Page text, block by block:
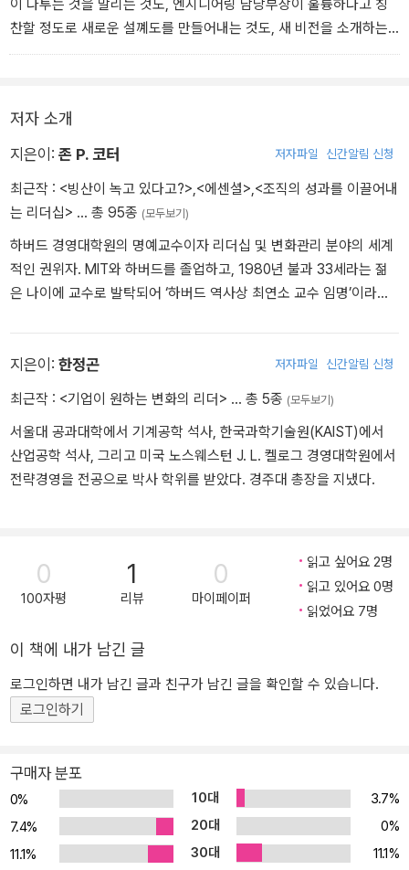
이 다투는 것을 말리는 것도, 엔지니어링 담당부장이 훌륭하다고 칭
찬할 정도로 새로운 설꼐도를 만들어내는 것도, 새 비전을 소개하는
설명서를 5,000부씩이나 만들어 회사 내에 배포하는 것도 모두 마찬
세 가지 특징이 있어야 한다.
접 볼 수 있어야 한다.
2. 모호하지 않아야 한다 - 결과를 두고 왈가왈부 논쟁이 없어야 한
다.
3. 경영혁신 운동과 분명히 연계되어 있어야 한다.
중에서
저자 소개
지은이: 존 P. 코터 저자파일 신간알림 신청
최근작 : <빙산이 녹고 있다고?> <에센셜> <조직의 성과를 이끌어내
는 리더십> … 총 95종 (모두보기)
하버드 경영대학원의 명예교수이자 리더십 및 변화관리 분야의 세계
적인 권위자. MIT와 하버드를 졸업하고, 1980년 불과 33세라는 젊
은 나이에 교수로 발탁되어 ‘하버드 역사상 최연소 교수 임명’이라는
정 혁신으로 엑손 상(Exxon Award), 가장 우수한 HBR 논문으로 맥
로를 인정받아 존슨 스미스 & 킨슬리 상(Johnson, Smith & Kinsley
Award)을 수상했으며, 2006년에는 리더십 및 경영학 발전에 공헌한
것을 인정받아 맥필리 상(McFeely Award) 수상자로 선정됐다. 「비
즈니스위크」가 ‘미국에서 가장 훌륭한 리더십의 대가’로 지칭하기도
다. 지은 책으로는 『기업이 원하는 변화의 리더』 『기업이 원하는 변화
의 기술』 『리더십의 요소』 『힘과 영향력』 『기업문화와 그 운용』 『변
화관리』 등이 있다.
지은이: 한정곤 저자파일 신간알림 신청
최근작 : <기업이 원하는 변화의 리더> … 총 5종 (모두보기)
서울대 공과대학에서 기계공학 석사, 한국과학기술원(KAIST)에서
산업공학 석사, 그리고 미국 노스웨스턴 J. L. 켈로그 경영대학원에서
전략경영을 전공으로 박사 학위를 받았다. 경주대 총장을 지냈다.
0
100자평
1
리뷰
0
마이페이퍼
읽고 싶어요 2명
읽고 있어요 0명
읽었어요 7명
이 책에 내가 남긴 글
로그인하면 내가 남긴 글과 친구가 남긴 글을 확인할 수 있습니다.
로그인하기
구매자 분포
0% 10대
3.7%
7.4%
20대
0%
11.1%
30대
11.1%